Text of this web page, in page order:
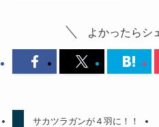
よかったらシ
サカツラガンが４羽に！！